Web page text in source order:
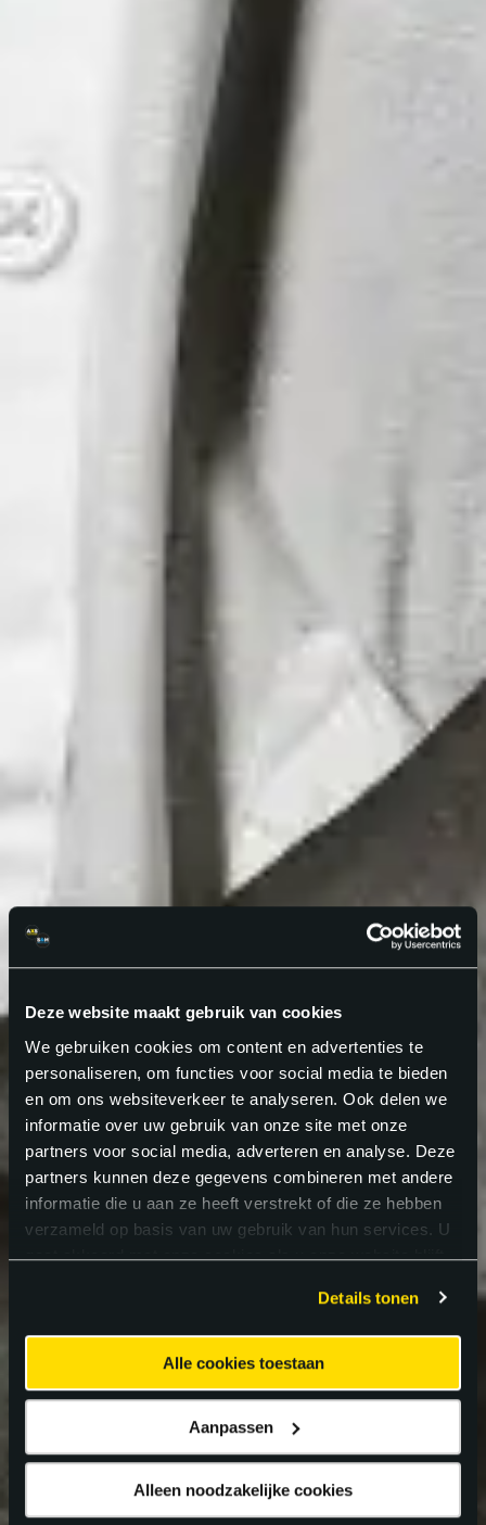
Deze website maakt gebruik van cookies
We gebruiken cookies om content en advertenties te
personaliseren, om functies voor social media te bieden
en om ons websiteverkeer te analyseren. Ook delen we
informatie over uw gebruik van onze site met onze
partners voor social media, adverteren en analyse. Deze
partners kunnen deze gegevens combineren met andere
informatie die u aan ze heeft verstrekt of die ze hebben
verzameld op basis van uw gebruik van hun services. U
gaat akkoord met onze cookies als u onze website blijft
Details tonen
Alle cookies toestaan
Aanpassen
Alleen noodzakelijke cookies